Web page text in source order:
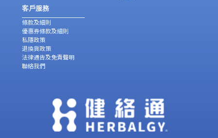
客戶服務
條款及細則
優惠券條款及細則
私隱政策
退換貨政策
法律通告及免責聲明
聯絡我們